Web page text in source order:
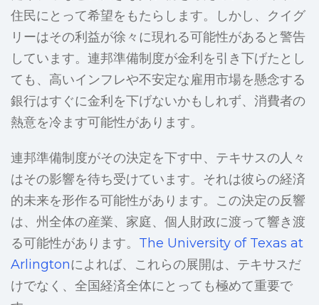
住民にとって希望をもたらします。しかし、クイグ
リーはその利益が徐々に現れる可能性があると警告
しています。連邦準備制度が金利を引き下げたとし
ても、高いインフレや不安定な雇用市場を懸念する
銀行はすぐに金利を下げないかもしれず、消費者の
熱意を冷ます可能性があります。
連邦準備制度がその決定を下す中、テキサスの人々
はその影響を待ち受けています。それは彼らの経済
的未来を形作る可能性があります。この決定の反響
は、州全体の産業、家庭、個人財政に渡って響き渡
る可能性があります。 The University of Texas at
Arlingtonによれば、これらの展開は、テキサスだ
けでなく、全国経済全体にとっても極めて重要で